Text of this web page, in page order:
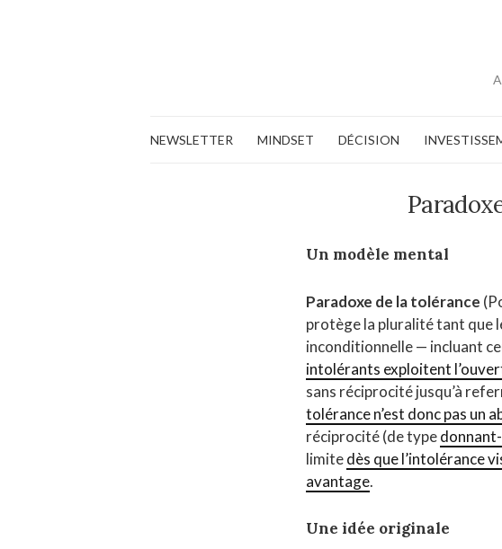
NEWSLETTER MINDSET DÉCISION
Un modèle mental
Paradoxe de la tolérance
protège la pluralité tant que
inconditionnelle — incluant
intolérants exploitent
sans réciprocité jusqu’à
tolérance n’est donc pas un
réciprocité (de type
limitedès que l’intolérance
avantage.
Une idée originale